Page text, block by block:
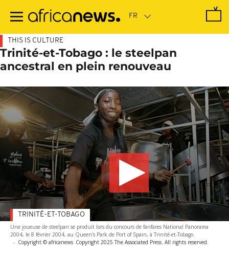
contenu
THIS IS CULTURE
Trinité-et-Tobago : le steelpan
ancestral en plein renouveau
Une joueuse de steelpan se produit lors du concours de fanfares National Panorama
2004, le 8 février 2004, au Queen's Park de Port of Spain, à Trinité-et-Tobago.
- Copyright © africanews Copyright 2025 The Associated Press. All rights reserved.
TRINITÉ-ET-TOBAGO